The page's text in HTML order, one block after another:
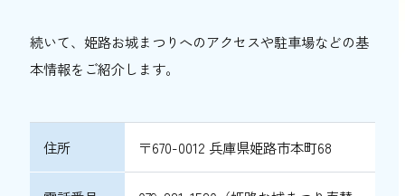
続いて、姫路お城まつりへのアクセスや駐車場などの基
本情報をご紹介します。
住所 〒670-0012 兵庫県姫路市本町68